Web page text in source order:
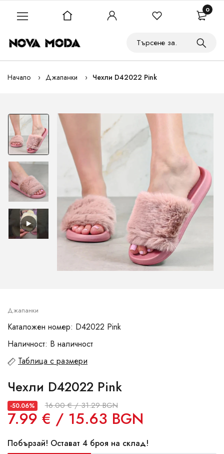
Начало Джапанки Чехли D42022 Pink
Джапанки
Каталожен номер: D42022 Pink
Наличност: В наличност
Таблица с размери
Чехли D42022 Pink
-50.06% 16.00 € / 31.29 BGN
7.99 € / 15.63 BGN
Побързай! Остават 4 броя на склад!
0